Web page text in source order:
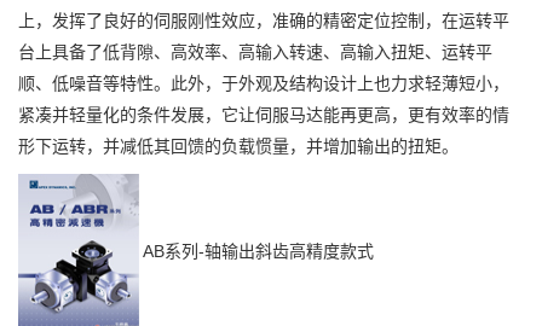
上，发挥了良好的伺服刚性效应，准确的精密定位控制，在运转平
台上具备了低背隙、高效率、高输入转速、高输入扭矩、运转平
顺、低噪音等特性。此外，于外观及结构设计上也力求轻薄短小，
紧凑并轻量化的条件发展，它让伺服马达能再更高，更有效率的情
形下运转，并减低其回馈的负载惯量，并增加输出的扭矩。
AB系列-轴输出斜齿高精度款式